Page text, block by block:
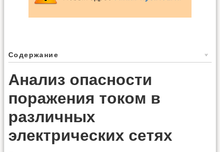
Содержание
Анализ опасности
поражения током в
различных
электрических сетях